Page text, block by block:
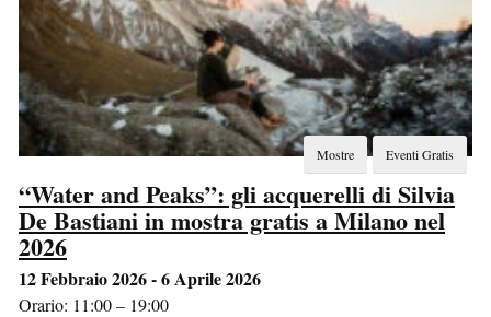
Eventi Gratis
Mostre
“Water and Peaks”: gli acquerelli di Silvia
De Bastiani in mostra gratis a Milano nel
2026
12 Febbraio 2026 - 6 Aprile 2026
Orario: 11:00 – 19:00